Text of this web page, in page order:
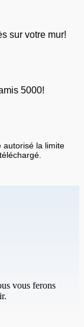
sur votre mur!
5000!
autorisé la limite
vous ferons